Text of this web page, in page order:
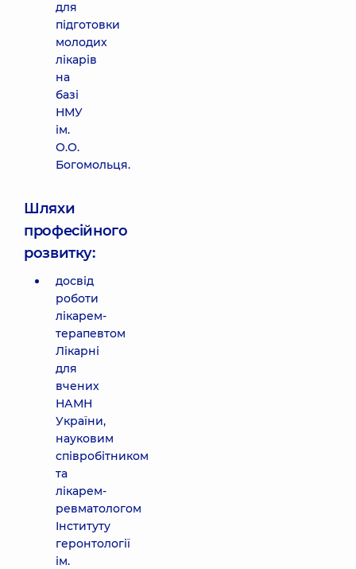
для
підготовки
молодих
лікарів
на
базі
НМУ
ім.
О.О.
Богомольця.
Шляхи
професійного
розвитку:
досвід
роботи
лікарем-
терапевтом
Лікарні
для
вчених
НАМН
України,
науковим
співробітником
та
лікарем-
ревматологом
Інституту
геронтології
ім.